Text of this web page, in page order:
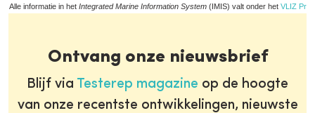
Alle informatie in het Integrated Marine Information System (IMIS) valt onder het VLIZ
Ontvang onze nieuwsbrief
Blijf via Testerep magazine op de hoogte
van onze recentste ontwikkelingen, nieuwste